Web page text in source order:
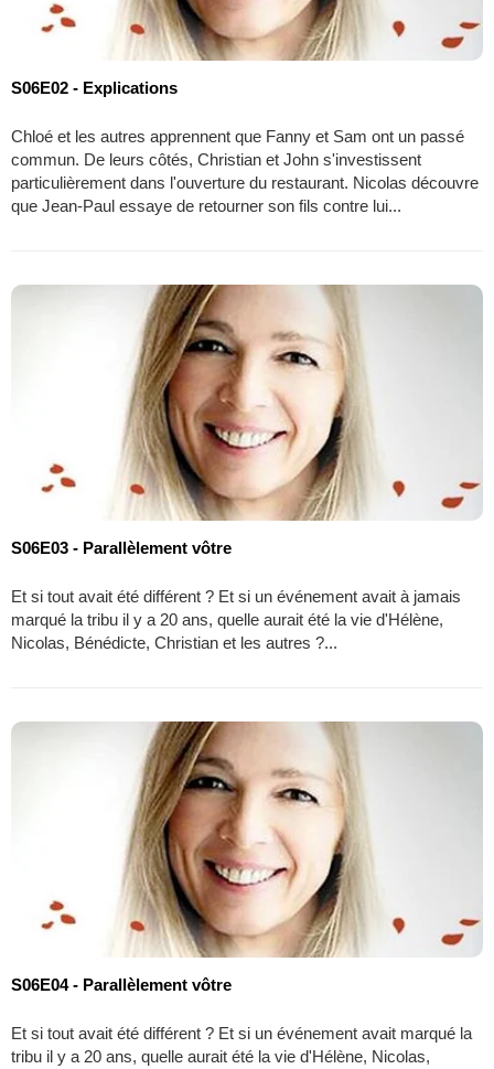
S06E02 - Explications
Chloé et les autres apprennent que Fanny et Sam ont un passé
commun. De leurs côtés, Christian et John s'investissent
particulièrement dans l'ouverture du restaurant. Nicolas découvre
que Jean-Paul essaye de retourner son fils contre lui...
S06E03 - Parallèlement vôtre
Et si tout avait été différent ? Et si un événement avait à jamais
marqué la tribu il y a 20 ans, quelle aurait été la vie d'Hélène,
Nicolas, Bénédicte, Christian et les autres ?...
S06E04 - Parallèlement vôtre
Et si tout avait été différent ? Et si un événement avait marqué la
tribu il y a 20 ans, quelle aurait été la vie d'Hélène, Nicolas,